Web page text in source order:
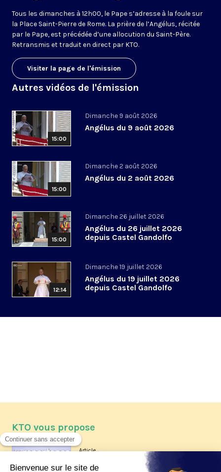
Tous les dimanches à 12h00, le Pape s’adresse à la foule sur
la Place Saint-Pierre de Rome. La prière de l’Angélus, récitée
par le Pape, est précédée d’une allocution du Saint-Père.
Retransmis et traduit en direct par KTO.
Visiter la page de l'émission
Autres vidéos de l'émission
15:00
Dimanche 9 août 2026
Angélus du 9 août 2026
15:00
Dimanche 2 août 2026
Angélus du 2 août 2026
15:00
Dimanche 26 juillet 2026
Angélus du 26 juillet 2026
depuis Castel Gandolfo
12:14
Dimanche 19 juillet 2026
Angélus du 19 juillet 2026
depuis Castel Gandolfo
KTO vous propose
Article
Les reportages d'été 2026 de KTO